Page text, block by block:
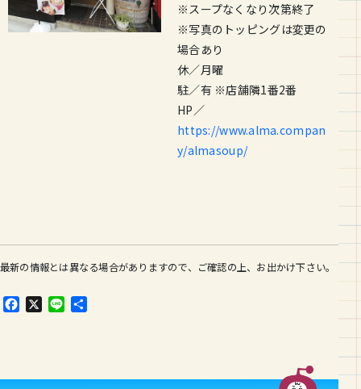
※スープなくなり次第終了
※写真のトッピングは変更の
場合あり
休／月曜
駐／有 ※店舗隣1番2番
HP／
https://www.alma.compan
y/almasoup/
最新の情報とは異なる場合がありますので、ご確認の上、お出かけ下さい。
F
o
X
L